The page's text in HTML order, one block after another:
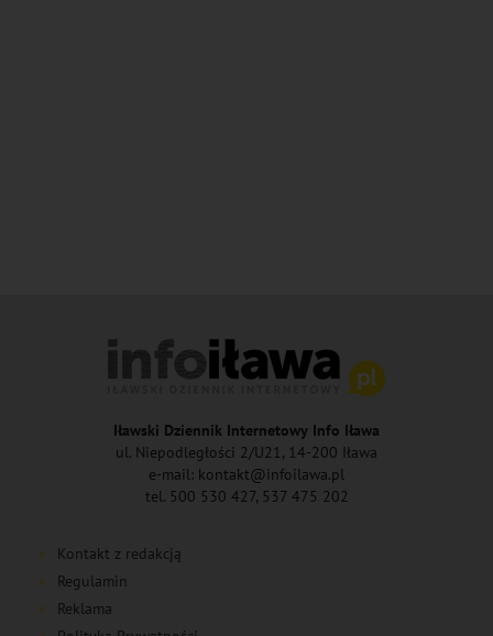
Iławski Dziennik Internetowy Info Iława
ul. Niepodległości 2/U21, 14-200 Iława
e-mail: kontakt@infoilawa.pl
tel. 500 530 427, 537 475 202
Kontakt z redakcją
Regulamin
Reklama